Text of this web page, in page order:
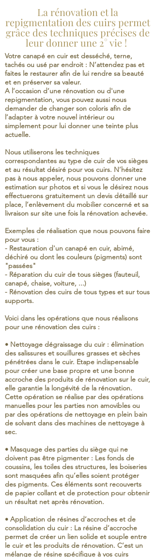
La rénovation et la
repigmentation des cuirs permet
grâce des techniques précises de
leur donner une 2° vie !
Votre canapé en cuir est desséché, terne,
tachés ou usé par endroit : N’attendez pas et
faites le restaurer afin de lui rendre sa beauté
et en préserver sa valeur.
A l’occasion d’une rénovation ou d'une
repigmentation, vous pouvez aussi nous
demander de changer son coloris afin de
l’adapter à votre nouvel intérieur ou
simplement pour lui donner une teinte plus
actuelle.
Nous utiliserons les techniques
correspondantes au type de cuir de vos sièges
et au résultat désiré pour vos cuirs. N’hésitez
pas à nous appeler, nous pouvons donner une
estimation sur photos et si vous le désirez nous
effectuerons gratuitement un devis détaillé sur
place, l’enlèvement du mobilier concerné et sa
livraison sur site une fois la rénovation achevée.
Exemples de réalisation que nous pouvons faire
pour vous :
- Restauration d'un canapé en cuir, abimé,
déchiré ou dont les couleurs (pigments) sont
"passées"
- Réparation du cuir de tous sièges (fauteuil,
canapé, chaise, voiture, ...)
- Rénovation des cuirs de tous types et sur tous
supports.
Voici dans les opérations que nous réalisons
pour une rénovation des cuirs :
• Nettoyage dégraissage du cuir : élimination
des salissures et souillures grasses et sèches
pénétrées dans le cuir. Etape indispensable
pour créer une base propre et une bonne
accroche des produits de rénovation sur le cuir,
elle garantie la longévité de la rénovation.
Cette opération se réalise par des opérations
manuelles pour les parties non amovibles ou
par des opérations de nettoyage en plein bain
de solvant dans des machines de nettoyage à
sec.
• Masquage des parties du siège qui ne
doivent pas être pigmenter : Les fonds de
coussins, les toiles des structures, les boiseries
sont masquées afin qu’elles soient protéger
des pigments. Ces éléments sont recouverts
de papier collant et de protection pour obtenir
un résultat net après rénovation.
• Application de résines d’accroches et de
consolidation du cuir : La résine d’accroche
permet de créer un lien solide et souple entre
le cuir et les produits de rénovation. C’est un
mélange de résine spécifique à vos cuirs